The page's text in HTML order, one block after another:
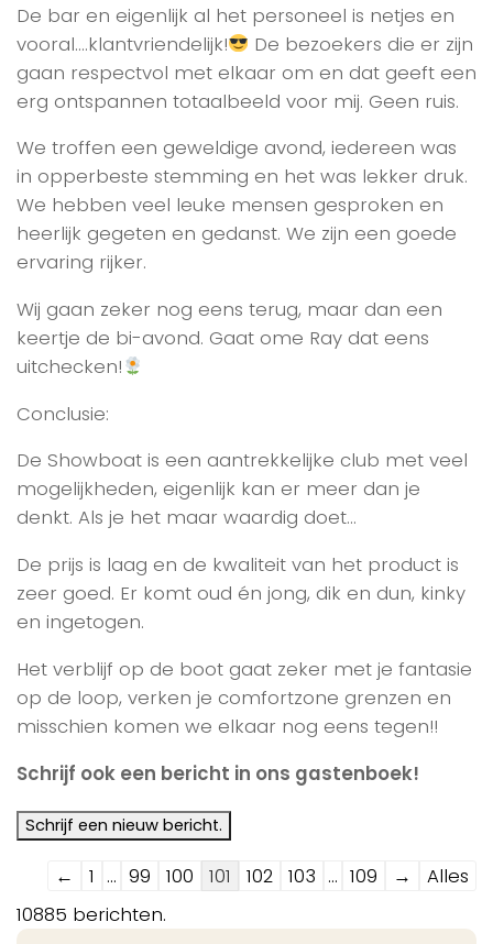
De bar en eigenlijk al het personeel is netjes en
vooral….klantvriendelijk!
De bezoekers die er zijn
gaan respectvol met elkaar om en dat geeft een
erg ontspannen totaalbeeld voor mij. Geen ruis.
We troffen een geweldige avond, iedereen was
in opperbeste stemming en het was lekker druk.
We hebben veel leuke mensen gesproken en
heerlijk gegeten en gedanst. We zijn een goede
ervaring rijker.
Wij gaan zeker nog eens terug, maar dan een
keertje de bi-avond. Gaat ome Ray dat eens
uitchecken!
Conclusie:
De Showboat is een aantrekkelijke club met veel
mogelijkheden, eigenlijk kan er meer dan je
denkt. Als je het maar waardig doet…
De prijs is laag en de kwaliteit van het product is
zeer goed. Er komt oud én jong, dik en dun, kinky
en ingetogen.
Het verblijf op de boot gaat zeker met je fantasie
op de loop, verken je comfortzone grenzen en
misschien komen we elkaar nog eens tegen!!
Schrijf ook een bericht in ons gastenboek!
Navigatie
door
de
← 1 ... 99 100 101 102 103 ... 109 →
Alles
10885 berichten.